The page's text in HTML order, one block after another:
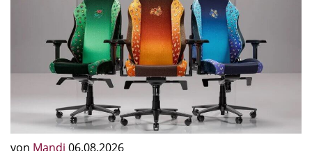
von Mandi 06.08.2026